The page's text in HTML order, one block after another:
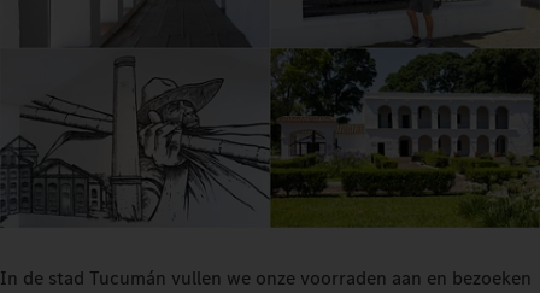
In de stad Tucumán vullen we onze voorraden aan en bezoeken